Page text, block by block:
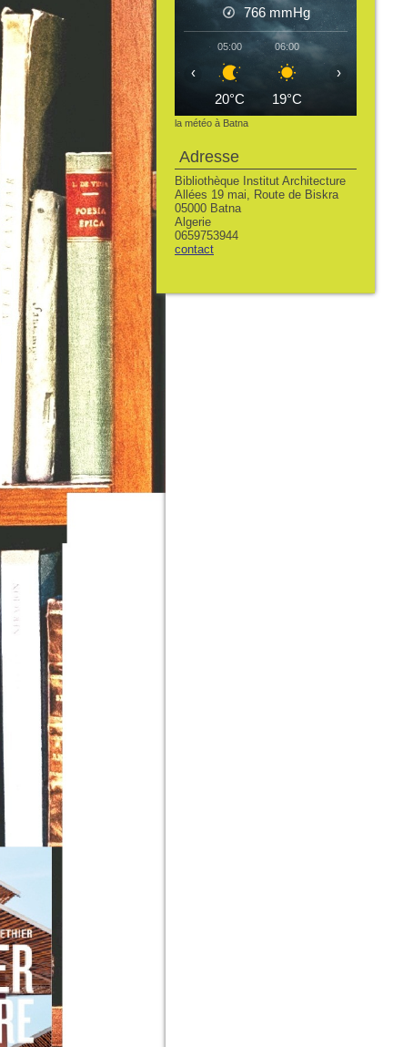
766 mmHg
05:00
20°C
06:00
19°C
07:00
‹ ›
la météo à Batna
Adresse
Bibliothèque Institut Architecture
Allées 19 mai, Route de Biskra
05000 Batna
Algerie
0659753944
contact